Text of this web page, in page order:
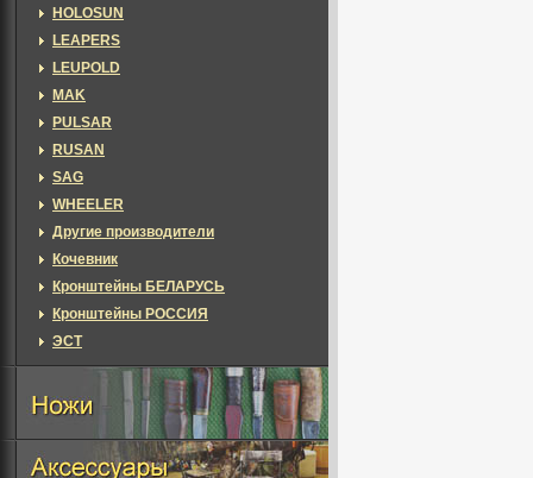
HOLOSUN
LEAPERS
LEUPOLD
MAK
PULSAR
RUSAN
SAG
WHEELER
Другие производители
Кочевник
Кронштейны БЕЛАРУСЬ
Кронштейны РОССИЯ
ЭСТ